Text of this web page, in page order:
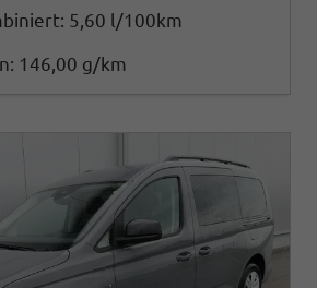
5,60 l/100km
146,00 g/km